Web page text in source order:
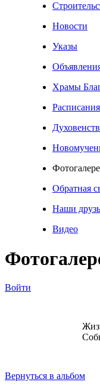
Новости
Указы
Храмы
Обратная
Наши
Видео
Войти
Вернуться в альбом